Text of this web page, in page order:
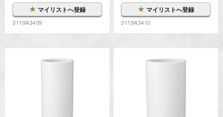
★ マイリストへ登録
3119A3409
★ マイリストへ登録
3119A3410